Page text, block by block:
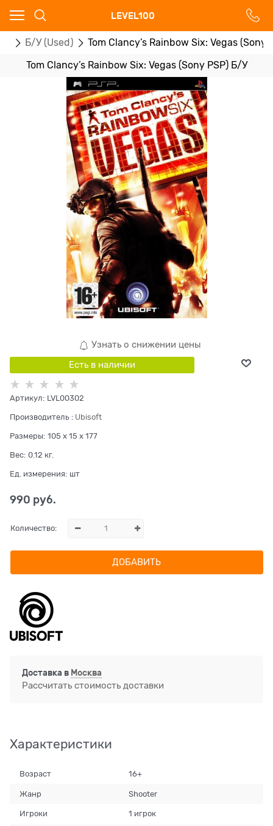
LEVEL100
Б/У (Used) Tom Clancy’s Rainbow Six: Vegas (Sony
Tom Clancy’s Rainbow Six: Vegas (Sony PSP) Б/У
Узнать о снижении цены
Есть в наличии
Артикул: LVL00302
Производитель : Ubisoft
Размеры: 105 x 15 x 177
Вес: 0.12 кг.
Ед. измерения: шт
990 руб.
Количество:
ДОБАВИТЬ
Доставка в Москва
Рассчитать стоимость доставки
Характеристики
Возраст 16+
Жанр Shooter
Игроки 1 игрок
Ваш город - Москва,
угадали?
ДА НЕТ